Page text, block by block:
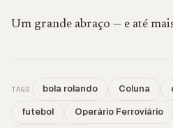
Um grande abraço — e até
TAGS bola rolando Coluna
futebol Operário Ferroviário